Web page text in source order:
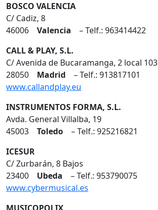
BOSCO VALENCIA
C/ Cadiz, 8
46006 Valencia – Telf.: 963414422
CALL & PLAY, S.L.
C/ Avenida de Bucaramanga, 2 local 103
28050 Madrid – Telf.: 913817101
www.callandplay.eu
INSTRUMENTOS FORMA, S.L.
Avda. General Villalba, 19
45003 Toledo – Telf.: 925216821
ICESUR
C/ Zurbarán, 8 Bajos
23400 Ubeda – Telf.: 953790075
www.cybermusical.es